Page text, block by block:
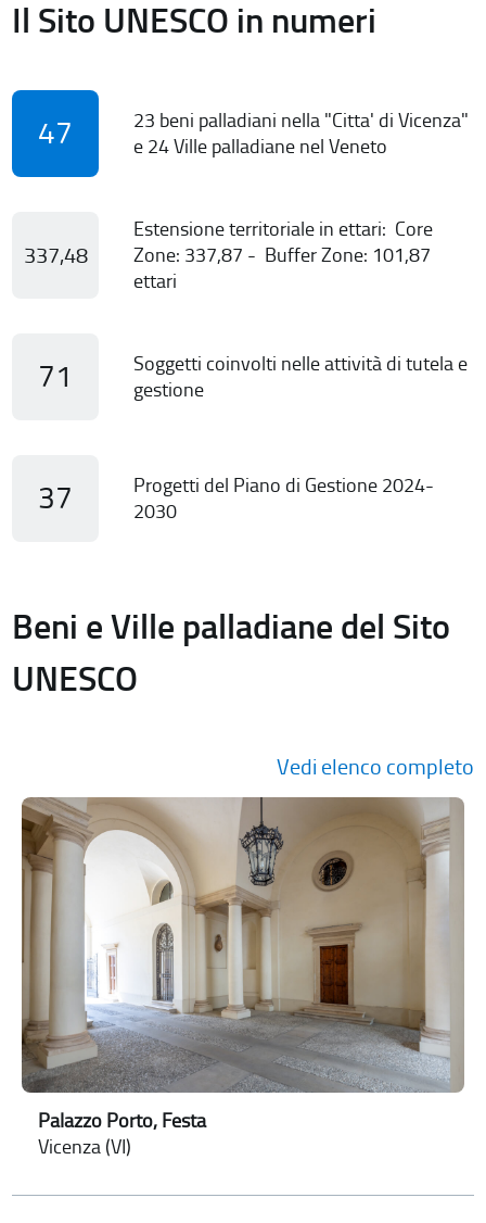
Il Sito UNESCO in numeri
47
23 beni palladiani nella "Citta' di Vicenza"
e 24 Ville palladiane nel Veneto
337,48
Estensione territoriale in ettari: Core
Zone: 337,87 - Buffer Zone: 101,87
ettari
71
Soggetti coinvolti nelle attività di tutela e
gestione
37
Progetti del Piano di Gestione 2024-
2030
Beni e Ville palladiane del Sito
UNESCO
Vedi elenco completo
Palazzo Porto, Festa
Vicenza (VI)